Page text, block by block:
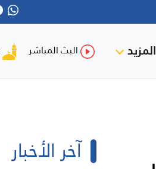
المزيد البث المباشر
آخر الأخبار